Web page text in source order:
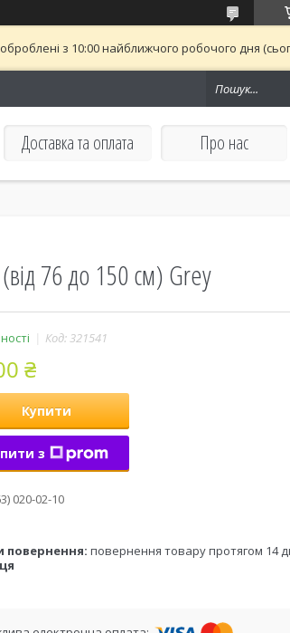
з 10:00 найближчого робочого дня
Доставка та оплата Про нас
76 до 150 см) Grey
Код:321541
₴
Купити
з
020-02-10
повернення товару протягом 14